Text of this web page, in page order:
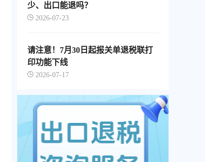
少、出口能退吗？
2026-07-23
请注意！7月30日起报关单退税联打
印功能下线
2026-07-17